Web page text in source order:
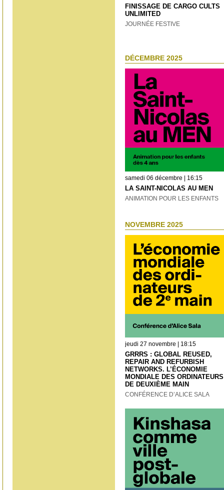
FINISSAGE DE CARGO CULTS
UNLIMITED
JOURNÉE FESTIVE
DÉCEMBRE 2025
samedi 06 décembre | 16:15
LA SAINT-NICOLAS AU MEN
ANIMATION POUR LES ENFANTS
NOVEMBRE 2025
jeudi 27 novembre | 18:15
GRRRS : GLOBAL REUSED,
REPAIR AND REFURBISH
NETWORKS. L’ÉCONOMIE
MONDIALE DES ORDINATEURS
DE DEUXIÈME MAIN
CONFÉRENCE D’ALICE SALA